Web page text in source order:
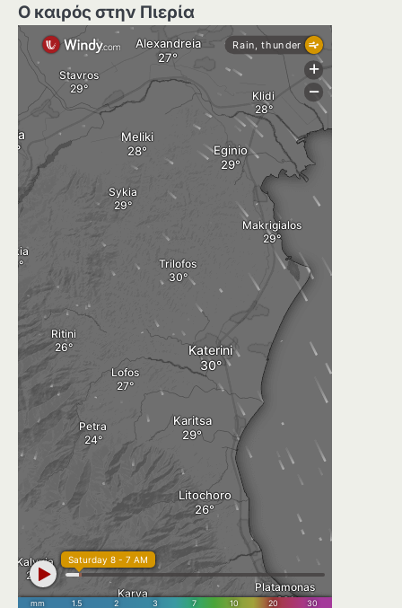
Ο καιρός στην Πιερία